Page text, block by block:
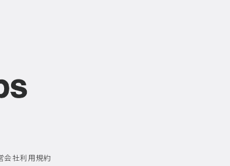
会社利用規約